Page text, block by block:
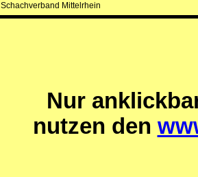
Schachverband Mittelrhein
Nur
nutzen den